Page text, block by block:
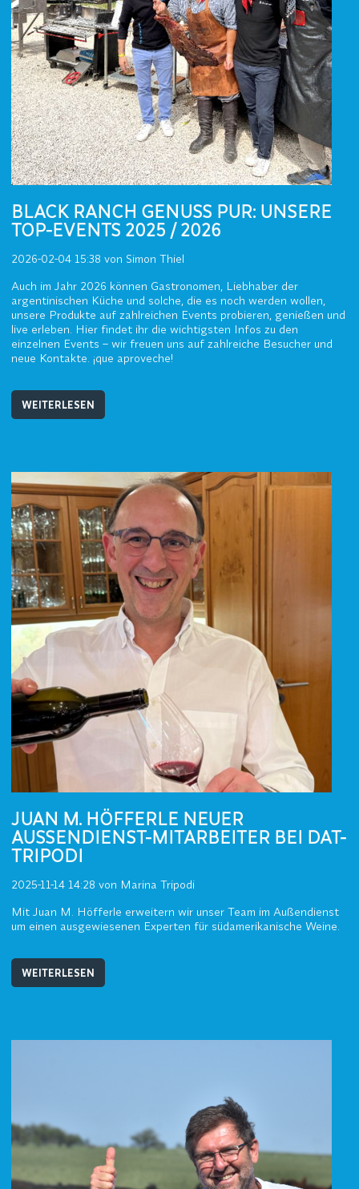
BLACK RANCH GENUSS PUR: UNSERE
TOP-EVENTS 2025 / 2026
2026-02-04 15:38 von Simon Thiel
Auch im Jahr 2026 können Gastronomen, Liebhaber der
argentinischen Küche und solche, die es noch werden wollen,
unsere Produkte auf zahlreichen Events probieren, genießen und
live erleben. Hier findet ihr die wichtigsten Infos zu den
einzelnen Events – wir freuen uns auf zahlreiche Besucher und
neue Kontakte. ¡que aproveche!
WEITERLESEN
JUAN M. HÖFFERLE NEUER
AUSSENDIENST-MITARBEITER BEI DAT-T
RIPODI
2025-11-14 14:28 von Marina Tripodi
Mit Juan M. Höfferle erweitern wir unser Team im Außendienst
um einen ausgewiesenen Experten für südamerikanische Weine.
WEITERLESEN